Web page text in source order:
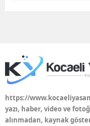
https://
yazı, haber, video ve
alınmadan, kaynak